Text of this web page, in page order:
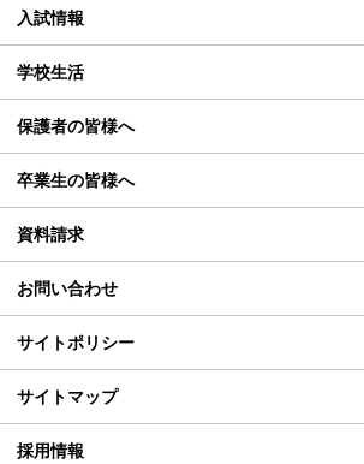
施設紹介
アクセス
め対策基本方針
普通科Ⅰ類
滋賀短での学び
進路サポート
合格者メッセージ
進路実績
滋賀短期大学への推薦制度
入試情報
オープンスクール
オープンスクールレポート
2026年度（令和8年度）募集概要
過去の入試問題
学校生活
部活動、生徒会行事
制服紹介
海外研修旅行
学校行事
保護者の皆様へ
保護者の皆様へ
PT通信
卒業生の皆様へ
各種証明書交付について
同窓会事務局よりお知らせ
同窓会報（すみれ）、すみれweb
ご住所変更
資料請求
お問い合わせ
サイトポリシー
サイトマップ
採用情報